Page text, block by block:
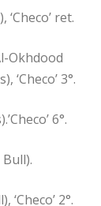
ret.
Okhdood
‘Checo’ 3°.
6°.
Bull).
2°.